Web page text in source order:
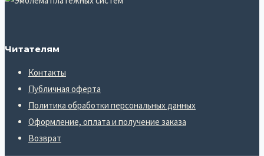
Читателям
Контакты
Публичная оферта
Политика обработки персональных данных
Оформление, оплата и получение заказа
Возврат